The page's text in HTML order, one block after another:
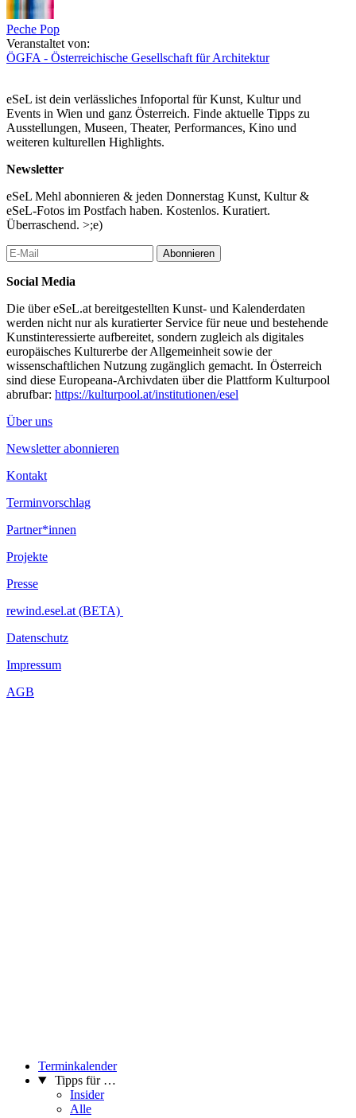
Treffpunkt: Säulenhalle
Die Führung ist kostenlos. Sie benötigen eine Eintrittskarte ins
Museum.
MAK Kuratorin: Anne-Katrin Rossberg, Kustodin MAK
Sammlung Metall und Wiener Werkstätte Archiv
Wissenschaftliche Mitarbeit: Michael Hölters
Ausstellungsgestaltung: Claudia Cavallar, Lukas Lederer
...Mehr lesen
Peche Pop
Veranstaltet von:
ÖGFA - Österreichische Gesellschaft für Architektur
eSeL ist dein verlässliches Infoportal für Kunst, Kultur und
Events in Wien und ganz Österreich. Finde aktuelle Tipps zu
Ausstellungen, Museen, Theater, Performances, Kino und
weiteren kulturellen Highlights.
Newsletter
eSeL Mehl abonnieren & jeden Donnerstag Kunst, Kultur &
eSeL-Fotos im Postfach haben. Kostenlos. Kuratiert.
Überraschend. >;e)
Abonnieren
Social Media
Die über eSeL.at bereitgestellten Kunst- und Kalenderdaten
werden nicht nur als kuratierter Service für neue und bestehende
Kunstinteressierte aufbereitet, sondern zugleich als digitales
europäisches Kulturerbe der Allgemeinheit sowie der
wissenschaftlichen Nutzung zugänglich gemacht. In Österreich
sind diese Europeana-Archivdaten über die Plattform Kulturpool
abrufbar: https://kulturpool.at/institutionen/esel
Über uns
Newsletter abonnieren
Kontakt
Terminvorschlag
Partner*innen
Projekte
Presse
rewind.esel.at (BETA)
Datenschutz
Impressum
AGB
Terminkalender
Tipps für …
Insider
Alle